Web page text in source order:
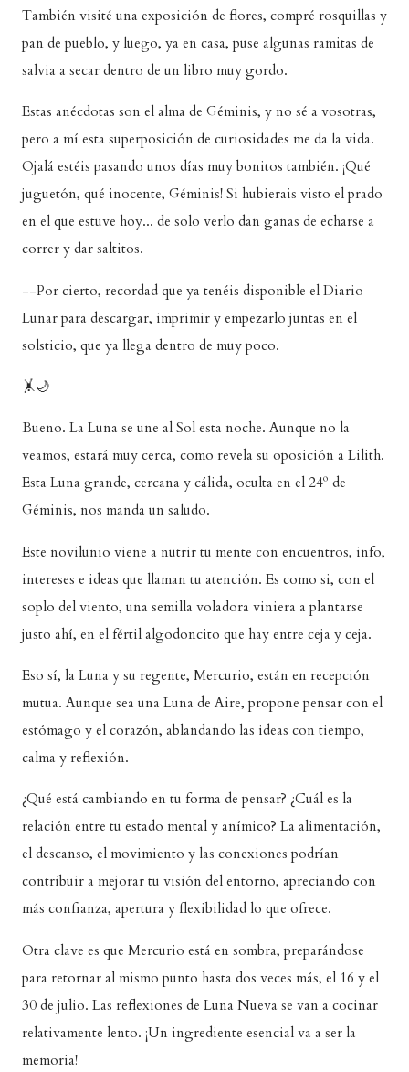
También visité una exposición de flores, compré rosquillas y
pan de pueblo, y luego, ya en casa, puse algunas ramitas de
salvia a secar dentro de un libro muy gordo.
Estas anécdotas son el alma de Géminis, y no sé a vosotras,
pero a mí esta superposición de curiosidades me da la vida.
Ojalá estéis pasando unos días muy bonitos también. ¡Qué
juguetón, qué inocente, Géminis! Si hubierais visto el prado
en el que estuve hoy... de solo verlo dan ganas de echarse a
correr y dar saltitos.
--Por cierto, recordad que ya tenéis disponible el Diario
Lunar para descargar, imprimir y empezarlo juntas en el
solsticio, que ya llega dentro de muy poco.
🤸🌙
Bueno. La Luna se une al Sol esta noche. Aunque no la
veamos, estará muy cerca, como revela su oposición a Lilith.
Esta Luna grande, cercana y cálida, oculta en el 24º de
Géminis, nos manda un saludo.
Este novilunio viene a nutrir tu mente con encuentros, info,
intereses e ideas que llaman tu atención. Es como si, con el
soplo del viento, una semilla voladora viniera a plantarse
justo ahí, en el fértil algodoncito que hay entre ceja y ceja.
Eso sí, la Luna y su regente, Mercurio, están en recepción
mutua. Aunque sea una Luna de Aire, propone pensar con el
estómago y el corazón, ablandando las ideas con tiempo,
calma y reflexión.
¿Qué está cambiando en tu forma de pensar? ¿Cuál es la
relación entre tu estado mental y anímico? La alimentación,
el descanso, el movimiento y las conexiones podrían
contribuir a mejorar tu visión del entorno, apreciando con
más confianza, apertura y flexibilidad lo que ofrece.
Otra clave es que Mercurio está en sombra, preparándose
para retornar al mismo punto hasta dos veces más, el 16 y el
30 de julio. Las reflexiones de Luna Nueva se van a cocinar
relativamente lento. ¡Un ingrediente esencial va a ser la
memoria!